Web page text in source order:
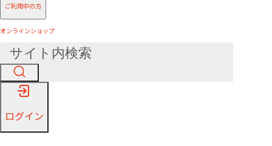
ご利用中の方
オンラインショップ
ログイン